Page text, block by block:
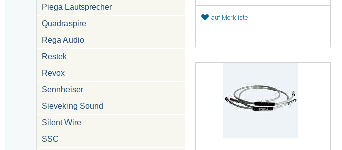
Piega Lautsprecher
Quadraspire
Rega Audio
Restek
Revox
Sennheiser
Sieveking Sound
Silent Wire
SSC
auf Merkliste